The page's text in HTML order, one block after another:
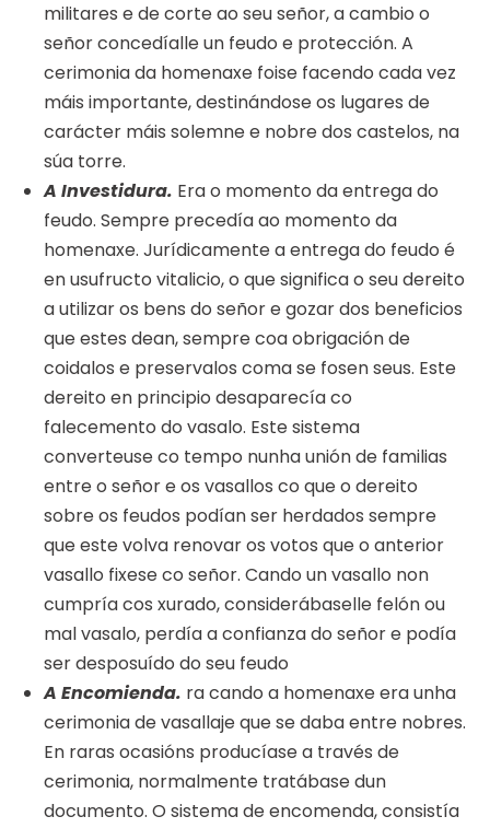
militares e de corte ao seu señor, a cambio o
señor concedíalle un feudo e protección. A
cerimonia da homenaxe foise facendo cada vez
máis importante, destinándose os lugares de
carácter máis solemne e nobre dos castelos, na
súa torre.
A Investidura. Era o momento da entrega do
feudo. Sempre precedía ao momento da
homenaxe. Jurídicamente a entrega do feudo é
en usufructo vitalicio, o que significa o seu dereito
a utilizar os bens do señor e gozar dos beneficios
que estes dean, sempre coa obrigación de
coidalos e preservalos coma se fosen seus. Este
dereito en principio desaparecía co
falecemento do vasalo. Este sistema
converteuse co tempo nunha unión de familias
entre o señor e os vasallos co que o dereito
sobre os feudos podían ser herdados sempre
que este volva renovar os votos que o anterior
vasallo fixese co señor. Cando un vasallo non
cumpría cos xurado, considerábaselle felón ou
mal vasalo, perdía a confianza do señor e podía
ser desposuído do seu feudo
A Encomienda. ra cando a homenaxe era unha
cerimonia de vasallaje que se daba entre nobres.
En raras ocasións producíase a través de
cerimonia, normalmente tratábase dun
documento. O sistema de encomenda, consistía